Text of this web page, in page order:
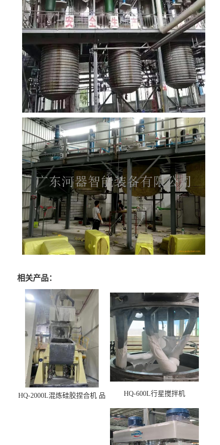
相关产品：
HQ-2000L混炼硅胶捏合机 品
HQ-600L行星搅拌机